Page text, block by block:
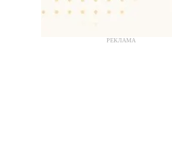
РЕКЛАМА